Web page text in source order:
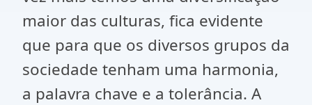
maior das culturas, fica evidente
que para que os diversos grupos da
sociedade tenham uma harmonia,
a palavra chave e a tolerância. A